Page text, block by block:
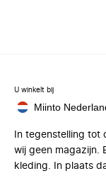
U winkelt bij
Miinto
In tegenstelling tot
wij geen magazijn.
kleding. In plaats